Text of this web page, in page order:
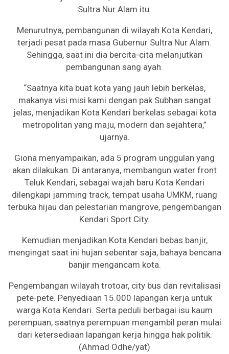
Sultra Nur Alam itu.
Menurutnya, pembangunan di wilayah Kota Kendari,
terjadi pesat pada masa Gubernur Sultra Nur Alam.
Sehingga, saat ini dia bercita-cita melanjutkan
pembangunan sang ayah.
“Saatnya kita buat kota yang jauh lebih berkelas,
makanya visi misi kami dengan pak Subhan sangat
jelas, menjadikan Kota Kendari berkelas sebagai kota
metropolitan yang maju, modern dan sejahtera,”
ujarnya.
Giona menyampaikan, ada 5 program unggulan yang
akan dilakukan. Di antaranya, membangun water front
Teluk Kendari, sebagai wajah baru Kota Kendari
dilengkapi jamming track, tempat usaha UMKM, ruang
terbuka hijau dan pelestarian mangrove, pengembangan
Kendari Sport City.
Kemudian menjadikan Kota Kendari bebas banjir,
mengingat saat ini hujan sebentar saja, bahaya bencana
banjir mengancam kota.
Pengembangan wilayah trotoar, city bus dan revitalisasi
pete-pete. Penyediaan 15.000 lapangan kerja untuk
warga Kota Kendari. Serta peduli berbagai isu kaum
perempuan, saatnya perempuan mengambil peran mulai
dari ketersediaan lapangan kerja hingga hak politik.
(Ahmad Odhe/yat)